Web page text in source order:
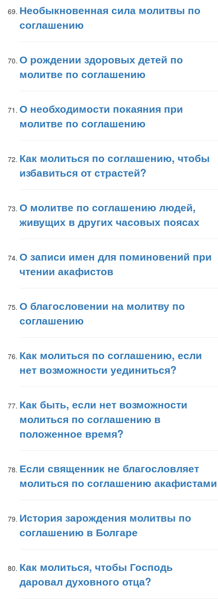
Необыкновенная сила молитвы по
соглашению
О рождении здоровых детей по
молитве по соглашению
О необходимости покаяния при
молитве по соглашению
Как молиться по соглашению, чтобы
избавиться от страстей?
О молитве по соглашению людей,
живущих в других часовых поясах
О записи имен для поминовений при
чтении акафистов
О благословении на молитву по
соглашению
Как молиться по соглашению, если
нет возможности уединиться?
Как быть, если нет возможности
молиться по соглашению в
положенное время?
Если священник не благословляет
молиться по соглашению акафистами
История зарождения молитвы по
соглашению в Болгаре
Как молиться, чтобы Господь
даровал духовного отца?